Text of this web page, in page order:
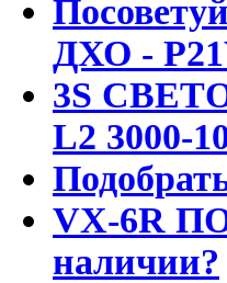
ДХО -
3S
L2 3000-
VX-6R
наличии?